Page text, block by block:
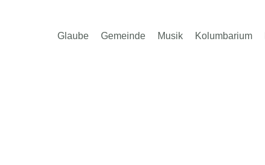
Glaube Gemeinde Musik Kolumbarium